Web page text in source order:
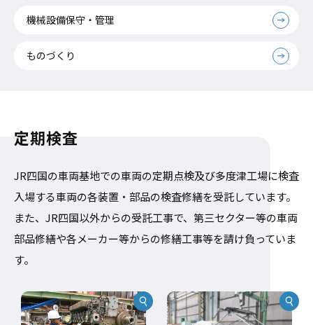
機械設備保守・管理
ものづくり
定期検査
JR四国の車両基地での車両の定期点検及び多度津工場に検査
入場する車両の各装置・部品の検査修繕を受託しています。
また、JR四国以外からの受託工事で、第三セクター等の車両
部品修繕や各メーカー等からの修繕工事等を請け負っていま
す。